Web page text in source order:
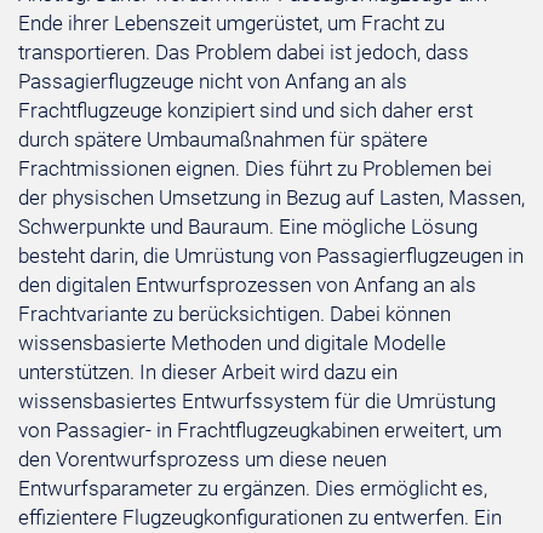
Ende ihrer Lebenszeit umgerüstet, um Fracht zu
transportieren. Das Problem dabei ist jedoch, dass
Passagierflugzeuge nicht von Anfang an als
Frachtflugzeuge konzipiert sind und sich daher erst
durch spätere Umbaumaßnahmen für spätere
Frachtmissionen eignen. Dies führt zu Problemen bei
der physischen Umsetzung in Bezug auf Lasten, Massen,
Schwerpunkte und Bauraum. Eine mögliche Lösung
besteht darin, die Umrüstung von Passagierflugzeugen in
den digitalen Entwurfsprozessen von Anfang an als
Frachtvariante zu berücksichtigen. Dabei können
wissensbasierte Methoden und digitale Modelle
unterstützen. In dieser Arbeit wird dazu ein
wissensbasiertes Entwurfssystem für die Umrüstung
von Passagier- in Frachtflugzeugkabinen erweitert, um
den Vorentwurfsprozess um diese neuen
Entwurfsparameter zu ergänzen. Dies ermöglicht es,
effizientere Flugzeugkonfigurationen zu entwerfen. Ein